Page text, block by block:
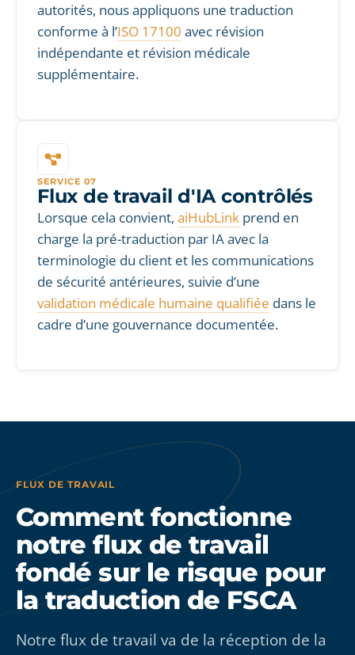
autorités, nous appliquons une traduction
conforme à l’ISO 17100 avec révision
indépendante et révision médicale
supplémentaire.
SERVICE 07
Flux de travail d'IA contrôlés
Lorsque cela convient, aiHubLink prend en
charge la pré-traduction par IA avec la
terminologie du client et les communications
de sécurité antérieures, suivie d’une
validation médicale humaine qualifiée dans le
cadre d’une gouvernance documentée.
FLUX DE TRAVAIL
Comment fonctionne
notre flux de travail
fondé sur le risque pour
la traduction de FSCA
Notre flux de travail va de la réception de la